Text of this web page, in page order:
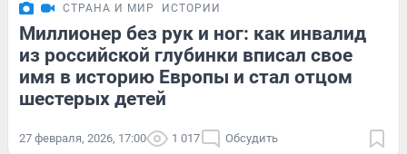
СТРАНА И МИР ИСТОРИИ
Миллионер без рук и ног: как инвалид
из российской глубинки вписал свое
имя в историю Европы и стал отцом
шестерых детей
27 февраля, 2026, 17:00 1 017 Обсудить